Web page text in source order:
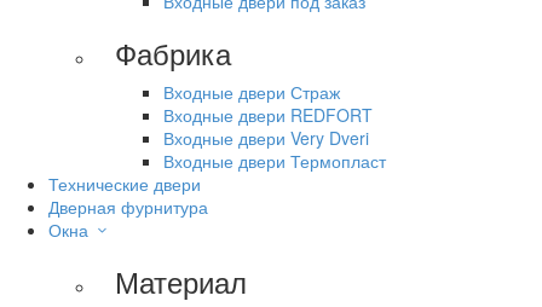
Фабрика
Входные двери Страж
Входные двери REDFORT
Входные двери Very Dveri
Входные двери Термопласт
Технические двери
Дверная фурнитура
Окна
Материал